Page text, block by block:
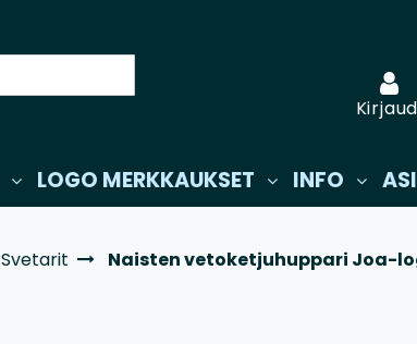
LOGO MERKKAUKSET INFO
Svetarit Naisten vetoketjuhuppari Joa-